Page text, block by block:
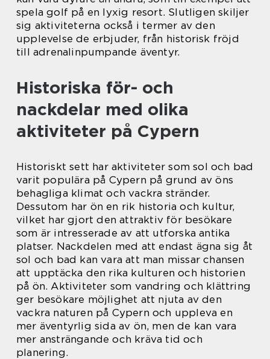
spela golf på en lyxig resort. Slutligen skiljer
sig aktiviteterna också i termer av den
upplevelse de erbjuder, från historisk fröjd
till adrenalinpumpande äventyr.
Historiska för- och
nackdelar med olika
aktiviteter på Cypern
Historiskt sett har aktiviteter som sol och bad
varit populära på Cypern på grund av öns
behagliga klimat och vackra stränder.
Dessutom har ön en rik historia och kultur,
vilket har gjort den attraktiv för besökare
som är intresserade av att utforska antika
platser. Nackdelen med att endast ägna sig åt
sol och bad kan vara att man missar chansen
att upptäcka den rika kulturen och historien
på ön. Aktiviteter som vandring och klättring
ger besökare möjlighet att njuta av den
vackra naturen på Cypern och uppleva en
mer äventyrlig sida av ön, men de kan vara
mer ansträngande och kräva tid och
planering.